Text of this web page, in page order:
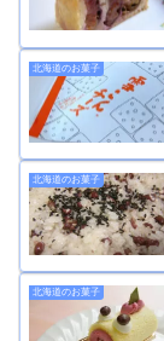
北海道のお菓子
北海道のお菓子
北海道のお菓子